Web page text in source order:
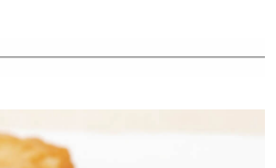
1,000円以下